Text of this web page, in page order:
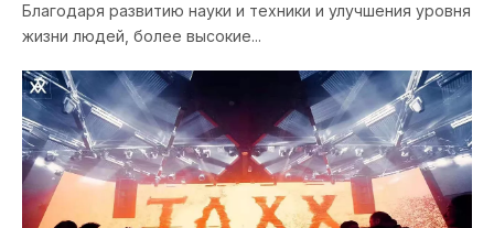
Благодаря развитию науки и техники и улучшения уровня
жизни людей, более высокие...